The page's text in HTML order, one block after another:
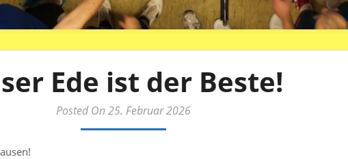
Ede ist der Beste!
Posted On 25. Februar 2026